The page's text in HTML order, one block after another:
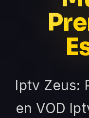
Iptv Zeus:
en VOD